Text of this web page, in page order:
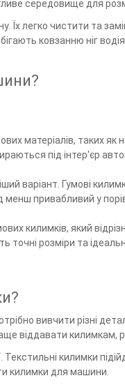
середовище для
Їх легко чистити та
ковзанню ніг
матеріалів, таких як
під інтер'єр
варіант. Гумові
менш привабливий у
килимків, який
розміри та
вивчити різні
віддавати килимкам,
Текстильні килимки
килимки для машини.